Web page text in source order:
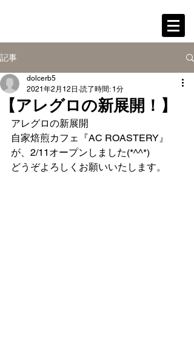
記事
【アレグロの新展開！】
dolcerb5
2021年2月12日 読了時間: 1分
アレグロの新展開
自家焙煎カフェ『AC ROASTERY』
が、2/11オープンしました(*^^*)
どうぞよろしくお願いいたします。